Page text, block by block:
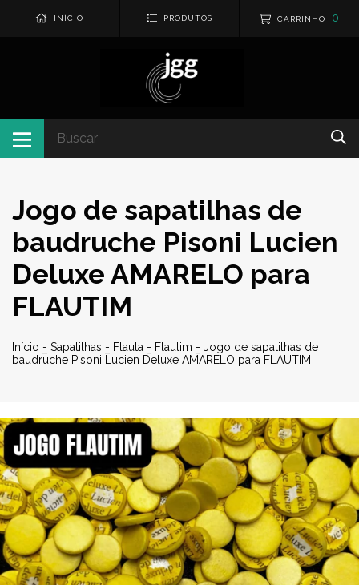
INÍCIO PRODUTOS CARRINHO 0
Jogo de sapatilhas de
baudruche Pisoni Lucien
Deluxe AMARELO para
FLAUTIM
Início - Sapatilhas - Flauta - Flautim - Jogo de sapatilhas de
baudruche Pisoni Lucien Deluxe AMARELO para FLAUTIM